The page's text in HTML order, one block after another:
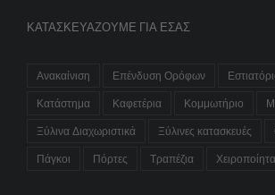
ΚΑΤΑΣΚΕΥΆΖΟΥΜΕ ΓΙΑ ΕΣΆΣ
Ανακαίνιση Επένδυση Ορόφων
Κατάστημα Καφετέρια Κομμωτήριο
Ξύλινα Διαχωριστικά Ξύλινες κατασκευές
Πάγκοι Πόρτες Τραπέζια